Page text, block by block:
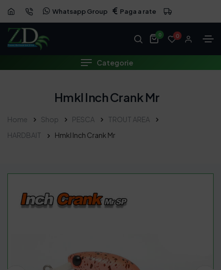
Whatsapp Group Paga a rate
0 0
Categorie
Hmkl Inch Crank Mr
Home Shop PESCA
TROUT AREA
HARDBAIT
Hmkl Inch Crank Mr